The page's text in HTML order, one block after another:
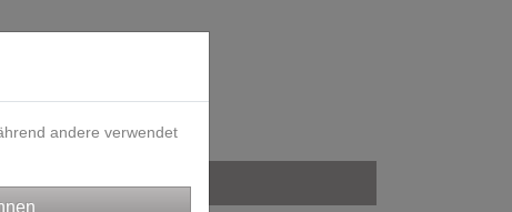
Impressum
andere verwendet